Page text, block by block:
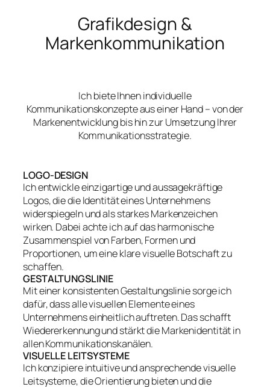
Grafikdesign &
Markenkommunikation
Ich biete Ihnen individuelle
Kommunikationskonzepte aus einer Hand – von der
Markenentwicklung bis hin zur Umsetzung Ihrer
Kommunikationsstrategie.
LOGO-DESIGN
Ich entwickle einzigartige und aussagekräftige
Logos, die die Identität eines Unternehmens
widerspiegeln und als starkes Markenzeichen
wirken. Dabei achte ich auf das harmonische
Zusammenspiel von Farben, Formen und
Proportionen, um eine klare visuelle Botschaft zu
schaffen.
GESTALTUNGSLINIE
Mit einer konsistenten Gestaltungslinie sorge ich
dafür, dass alle visuellen Elemente eines
Unternehmens einheitlich auftreten. Das schafft
Wiedererkennung und stärkt die Markenidentität in
allen Kommunikationskanälen.
VISUELLE LEITSYSTEME
Ich konzipiere intuitive und ansprechende visuelle
Leitsysteme, die Orientierung bieten und die